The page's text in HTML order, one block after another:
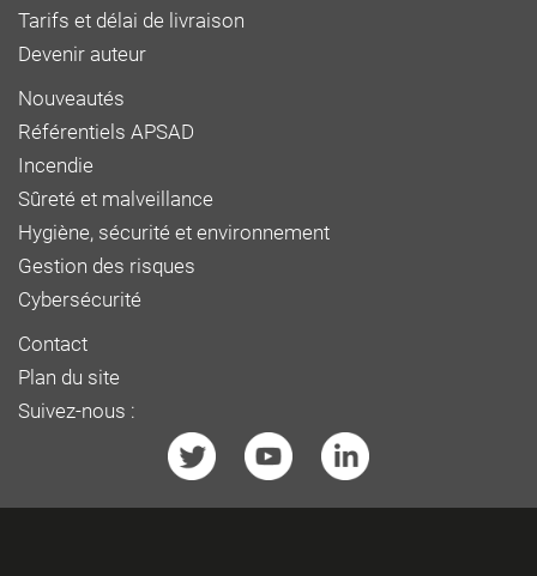
Tarifs et délai de livraison
Devenir auteur
Nouveautés
Référentiels APSAD
Incendie
Sûreté et malveillance
Hygiène, sécurité et environnement
Gestion des risques
Cybersécurité
Contact
Plan du site
Suivez-nous :